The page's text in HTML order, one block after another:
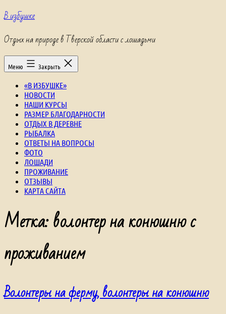
Перейти
к
В избушке
Отдых на природе в Тверской области с лошадьми
Меню Закрыть
«В ИЗБУШКЕ»
НОВОСТИ
НАШИ КУРСЫ
РАЗМЕР БЛАГОДАРНОСТИ
ОТДЫХ В ДЕРЕВНЕ
РЫБАЛКА
ОТВЕТЫ НА ВОПРОСЫ
ФОТО
ЛОШАДИ
ПРОЖИВАНИЕ
ОТЗЫВЫ
КАРТА САЙТА
Метка:волонтер на конюшню с
проживанием
Волонтеры на ферму, волонтеры на конюшню